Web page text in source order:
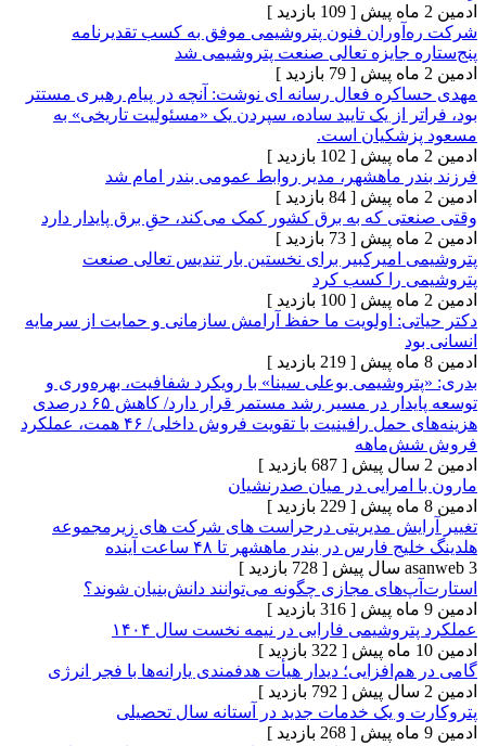
[ 109 بازدید ]
فنون پتروشیمی موفق به کسب تقدیرنامه
تعالی صنعت پتروشیمی شد
[ 79 بازدید ]
فعال رسانه ای نوشت: آنچه در پیام رهبری مستتر
از یک تایید ساده، سپردن یک «مسئولیت تاریخی» به
است.
[ 102 بازدید ]
ماهشهر، مدیر روابط عمومی بندر امام شد
[ 84 بازدید ]
که به برق کشور کمک می‌کند، حقِ برق پایدار دارد
[ 73 بازدید ]
برای نخستین بار تندیس تعالی صنعت
را کسب کرد
[ 100 بازدید ]
اولویت ما حفظ آرامش سازمانی و حمایت از سرمایه
[ 219 بازدید ]
بوعلی سینا» با رویکرد شفافیت، بهره‌وری و
توسعه پایدار در مسیر رشد مستمر قرار دارد/ کاهش ۶۵ درصدی
هزینه‌های حمل رافینیت با تقویت فروش داخلی/ ۴۶ همت، عملکرد
[ 687 بازدید ]
در میان صدرنشیان
[ 229 بازدید ]
مدیریتی درحراست های شرکت های زیرمجموعه
در بندر ماهشهر تا ۴۸ ساعت آینده
[ 728 بازدید ]
مجازی چگونه می‌توانند دانش‌بنیان شوند؟
[ 316 بازدید ]
فارابی در نیمه نخست سال ۱۴۰۴
[ 322 بازدید ]
دیدار هیأت هدفمندی یارانه‌ها با فجر انرژی
[ 792 بازدید ]
و یک خدمات جدید در آستانه سال تحصیلی
[ 268 بازدید ]